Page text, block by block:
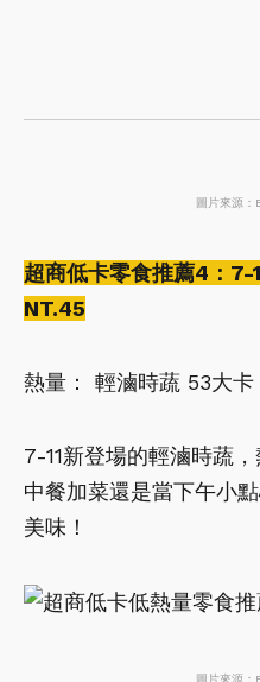
圖片來源
超商低卡零食推薦4：7-
NT.45
熱量： 輕滷時蔬 53大卡
7-11新登場的輕滷時蔬
中餐加菜還是當下午小
美味！
圖片來源